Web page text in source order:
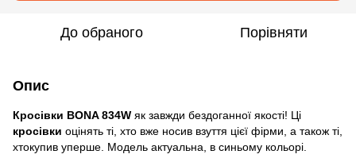
До обраного Порівняти
Опис
Кросівки BONA 834W як завжди бездоганної якості! Ці
кросівки оцінять ті, хто вже носив взуття цієї фірми, а також ті,
хтокупив уперше. Модель актуальна, в синьому кольорі.